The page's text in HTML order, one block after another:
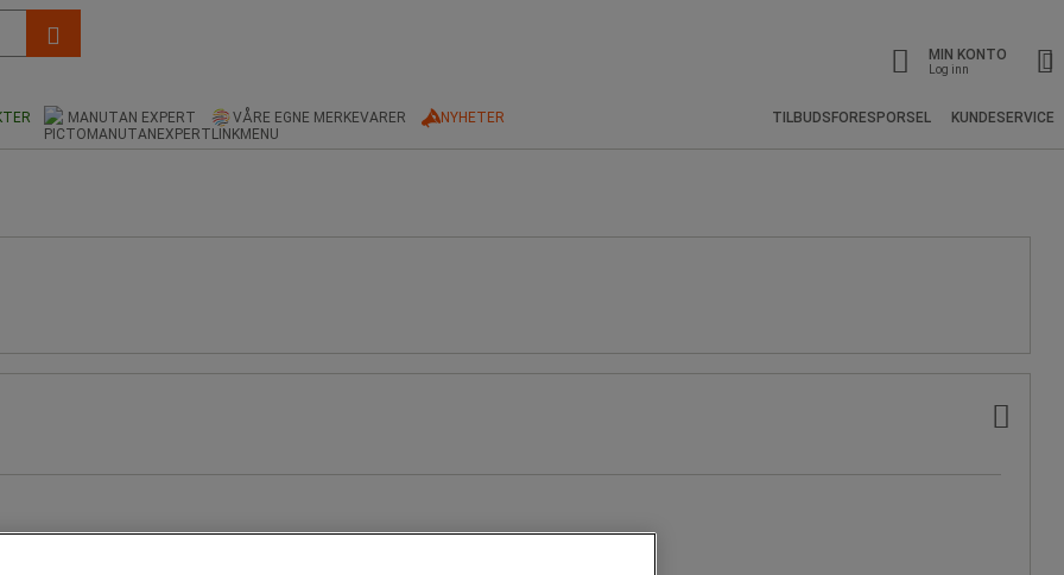
MIN KONTO
Log inn
MANUTAN EXPERT VÅRE EGNE MERKEVARER NYHETER TILBUDSFORESPORSEL KUNDESERVICE